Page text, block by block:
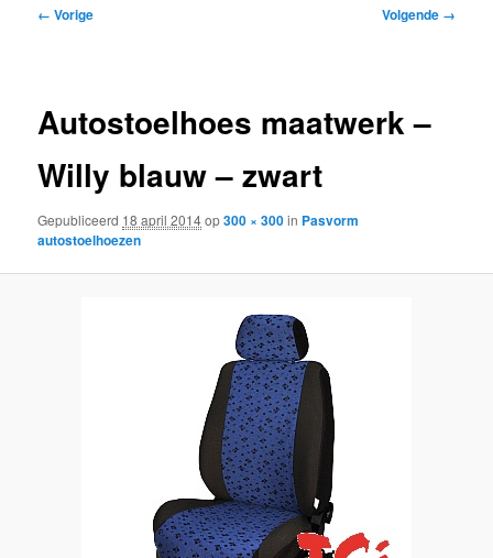
Afbeeldingsnavigatie
← Vorige Volgende →
Autostoelhoes maatwerk –
Willy blauw – zwart
Gepubliceerd 18 april 2014op300 × 300in Pasvorm
autostoelhoezen